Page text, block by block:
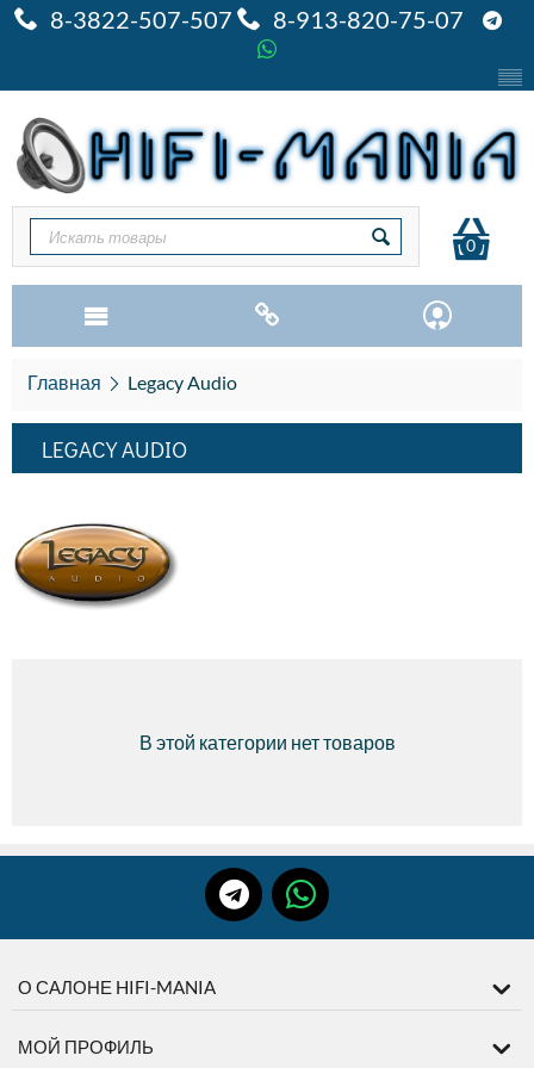
8-3822-507-507 8-913-820-75-07
0
Главная Legacy Audio
LEGACY AUDIO
В этой категории нет товаров
О САЛОНЕ HIFI-MANIA
МОЙ ПРОФИЛЬ